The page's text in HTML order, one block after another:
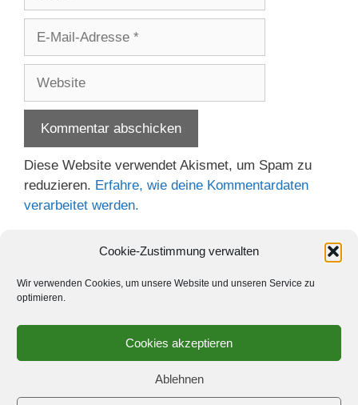
Cookie-Zustimmung verwalten
Wir verwenden Cookies, um unsere Website und unseren Service zu
optimieren.
Cookies akzeptieren
Ablehnen
Adresse
Diese Website verwendet Akismet, um Spam zu
reduzieren. Erfahre, wie deine Kommentardaten
verarbeitet werden.